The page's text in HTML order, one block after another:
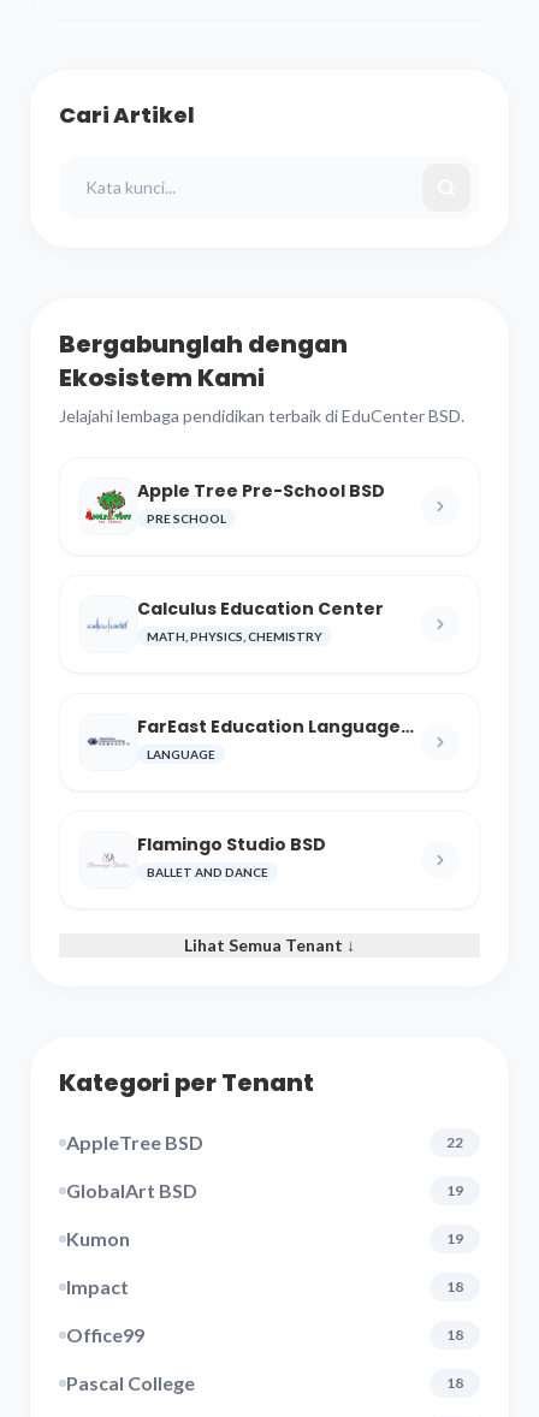
Cari Artikel
Bergabunglah dengan
Ekosistem Kami
Jelajahi lembaga pendidikan terbaik di EduCenter BSD.
Apple Tree Pre-School BSD
PRE SCHOOL
Calculus Education Center
MATH, PHYSICS, CHEMISTRY
FarEast Education Language
and Cultural Center
LANGUAGE
Flamingo Studio BSD
BALLET AND DANCE
Lihat Semua Tenant ↓
Kategori per Tenant
AppleTree BSD 22
GlobalArt BSD 19
Kumon 19
Impact 18
Office99 18
Pascal College 18